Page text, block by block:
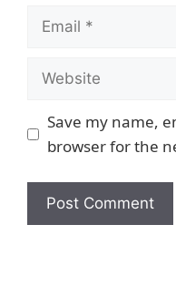
Save my name,
browser for the